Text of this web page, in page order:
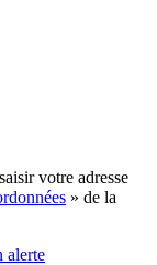
votre adresse
» de la
alerte